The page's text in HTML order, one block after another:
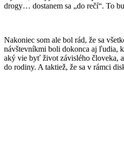
drogy… dostanem sa „do rečí“. To
Nakoniec som ale bol rád, že sa
návštevníkmi boli dokonca aj ľudia,
aký vie byť život závislého človeka,
do rodiny. A taktiež, že sa v rámci